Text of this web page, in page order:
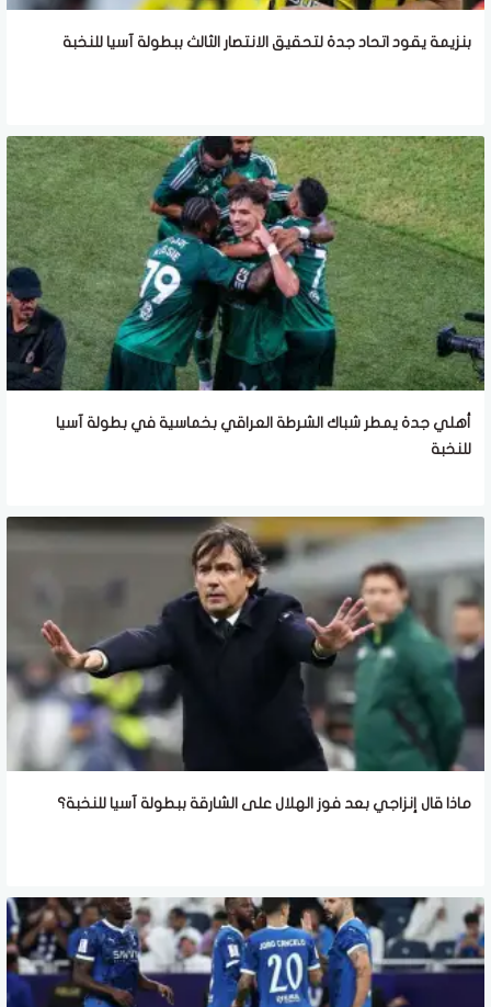
بنزيمة يقود اتحاد جدة لتحقيق الانتصار الثالث ببطولة آسيا للنخبة
أهلي جدة يمطر شباك الشرطة العراقي بخماسية في بطولة آسيا
للنخبة
ماذا قال إنزاجي بعد فوز الهلال على الشارقة ببطولة آسيا للنخبة؟